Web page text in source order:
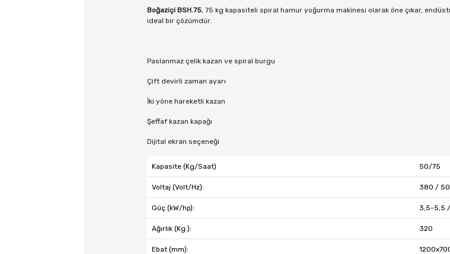
Boğaziçi BSH.75, 75 kg kapasiteli spiral hamur yoğurma makinesi olarak öne çıkar,
ideal bir çözümdür.
Paslanmaz çelik kazan ve spiral burgu
Çift devirli zaman ayarı
İki yöne hareketli kazan
Şeffaf kazan kapağı
Dijital ekran seçeneği
Kapasite (Kg/Saat) 50/75
Voltaj (Volt/Hz): 380 /
Güç (kW/hp): 3,5-5,5
Ağırlık (Kg.): 320
Ebat (mm):